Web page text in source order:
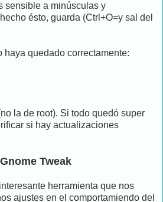
sensible a minúsculas y
ésto, guarda (Ctrl+O=y sal del
haya quedado correctamente:
la de root). Si todo quedó super
si hay actualizaciones
Tweak
herramienta que nos
ajustes en el comportamiendo del